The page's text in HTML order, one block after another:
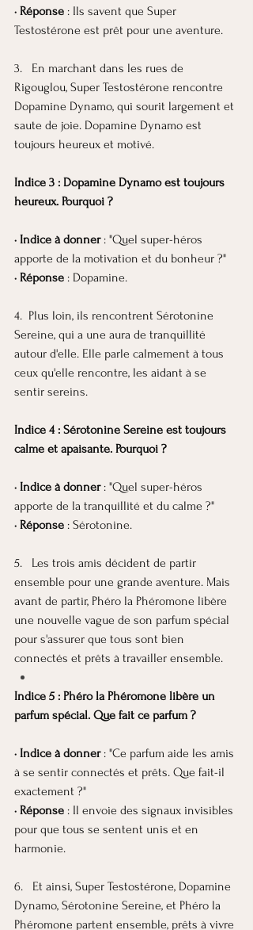
· Réponse : Ils savent que Super
Testostérone est prêt pour une aventure.
3.   En marchant dans les rues de
Rigouglou, Super Testostérone rencontre
Dopamine Dynamo, qui sourit largement et
saute de joie. Dopamine Dynamo est
toujours heureux et motivé.
Indice 3 : Dopamine Dynamo est toujours
heureux. Pourquoi ?
· Indice à donner : "Quel super-héros
apporte de la motivation et du bonheur ?"
· Réponse : Dopamine.
4.  Plus loin, ils rencontrent Sérotonine
Sereine, qui a une aura de tranquillité
autour d'elle. Elle parle calmement à tous
ceux qu'elle rencontre, les aidant à se
sentir sereins.
Indice 4 : Sérotonine Sereine est toujours
calme et apaisante. Pourquoi ?
· Indice à donner : "Quel super-héros
apporte de la tranquillité et du calme ?"
· Réponse : Sérotonine.
5.   Les trois amis décident de partir
ensemble pour une grande aventure. Mais
avant de partir, Phéro la Phéromone libère
une nouvelle vague de son parfum spécial
pour s'assurer que tous sont bien
connectés et prêts à travailler ensemble.
Indice 5 : Phéro la Phéromone libère un
parfum spécial. Que fait ce parfum ?
· Indice à donner : "Ce parfum aide les amis
à se sentir connectés et prêts. Que fait-il
exactement ?"
· Réponse : Il envoie des signaux invisibles
pour que tous se sentent unis et en
harmonie.
6.   Et ainsi, Super Testostérone, Dopamine
Dynamo, Sérotonine Sereine, et Phéro la
Phéromone partent ensemble, prêts à vivre